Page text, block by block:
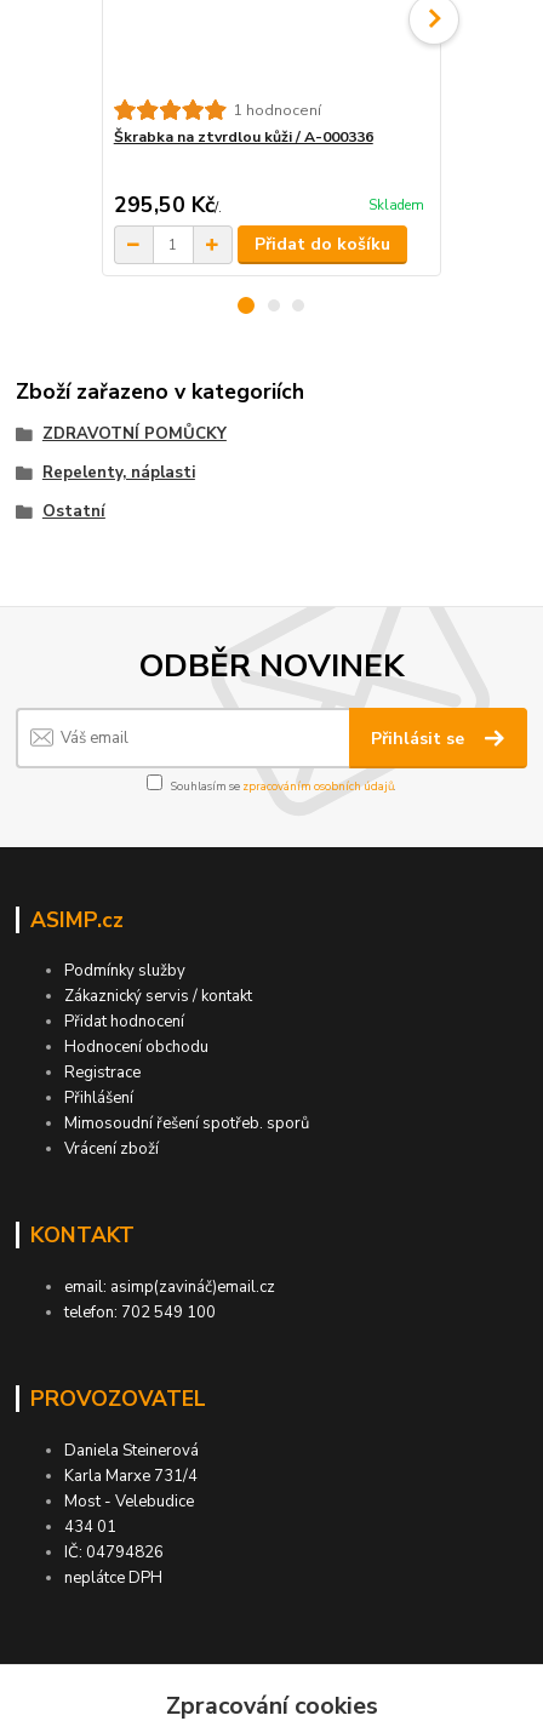
1 hodnocení
Škrabka na ztvrdlou kůži / A-000336
295,50 Kč/. Skladem
Přidat do košíku
Zboží zařazeno v kategoriích
ZDRAVOTNÍ POMŮCKY
Repelenty, náplasti
Ostatní
ODBĚR NOVINEK
Přihlásit se
Souhlasím se zpracováním osobních údajů.
ASIMP.cz
Podmínky služby
Zákaznický servis / kontakt
Přidat hodnocení
Hodnocení obchodu
Registrace
Přihlášení
Mimosoudní řešení spotřeb. sporů
Vrácení zboží
KONTAKT
email: asimp(zavináč)email.cz
telefon: 702 549 100
PROVOZOVATEL
Daniela Steinerová
Karla Marxe 731/4
Most - Velebudice
434 01
IČ: 04794826
neplátce DPH
ASIMP.cz
Zpracování cookies